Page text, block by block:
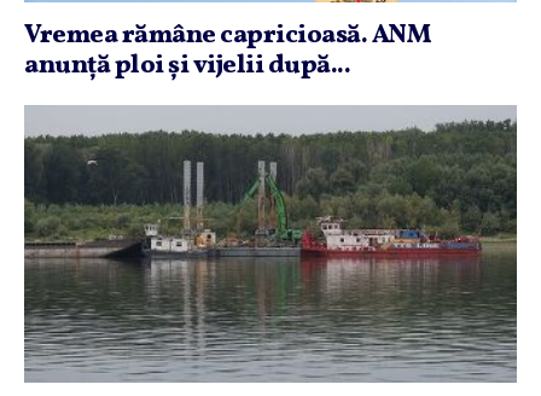
Vremea rămâne capricioasă. ANM
anunţă ploi şi vijelii după...